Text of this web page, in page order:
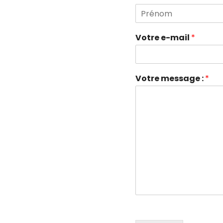
P
r
é
m
Votre e-mail *
Votre message :*